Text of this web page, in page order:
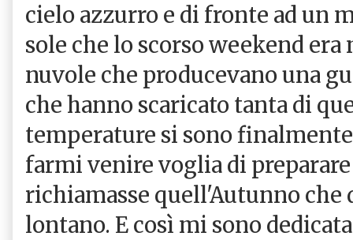
cielo azzurro e di fronte ad un
sole che lo scorso weekend era
nuvole che producevano una
che hanno scaricato tanta di
temperature si sono finalmente
farmi venire voglia di preparare
richiamasse quell'Autunno che
lontano. E così mi sono